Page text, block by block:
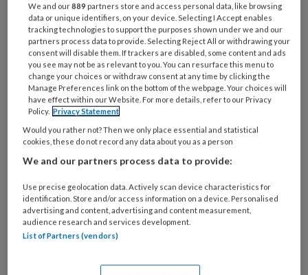
Wat
is
je
e-
mailadres?
* *
Kies
je
wachtwoord* *
Kies
je
functie *
welke
organisatie
werk
je?
Untitled
Ontvang 2x per week de
We and our889 partners store and access personal data, like browsing
data or unique identifiers, on your device. Selecting I Accept enables
tracking technologies to support the purposes shown under we and our
partners process data to provide. Selecting Reject All or withdrawing your
consent will disable them. If trackers are disabled, some content and ads
you see may not be as relevant to you. You can resurface this menu to
change your choices or withdraw consent at any time by clicking the
Manage Preferences link on the bottom of the webpage. Your choices will
have effect within our Website. For more details, refer to our Privacy
Policy. Privacy Statement
Would you rather not? Then we only place essential and statistical
cookies, these do not record any data about you as a person
We and our partners process data to provide:
Use precise geolocation data. Actively scan device characteristics for
identification. Store and/or access information on a device. Personalised
advertising and content, advertising and content measurement,
audience research and services development.
List of Partners (vendors)